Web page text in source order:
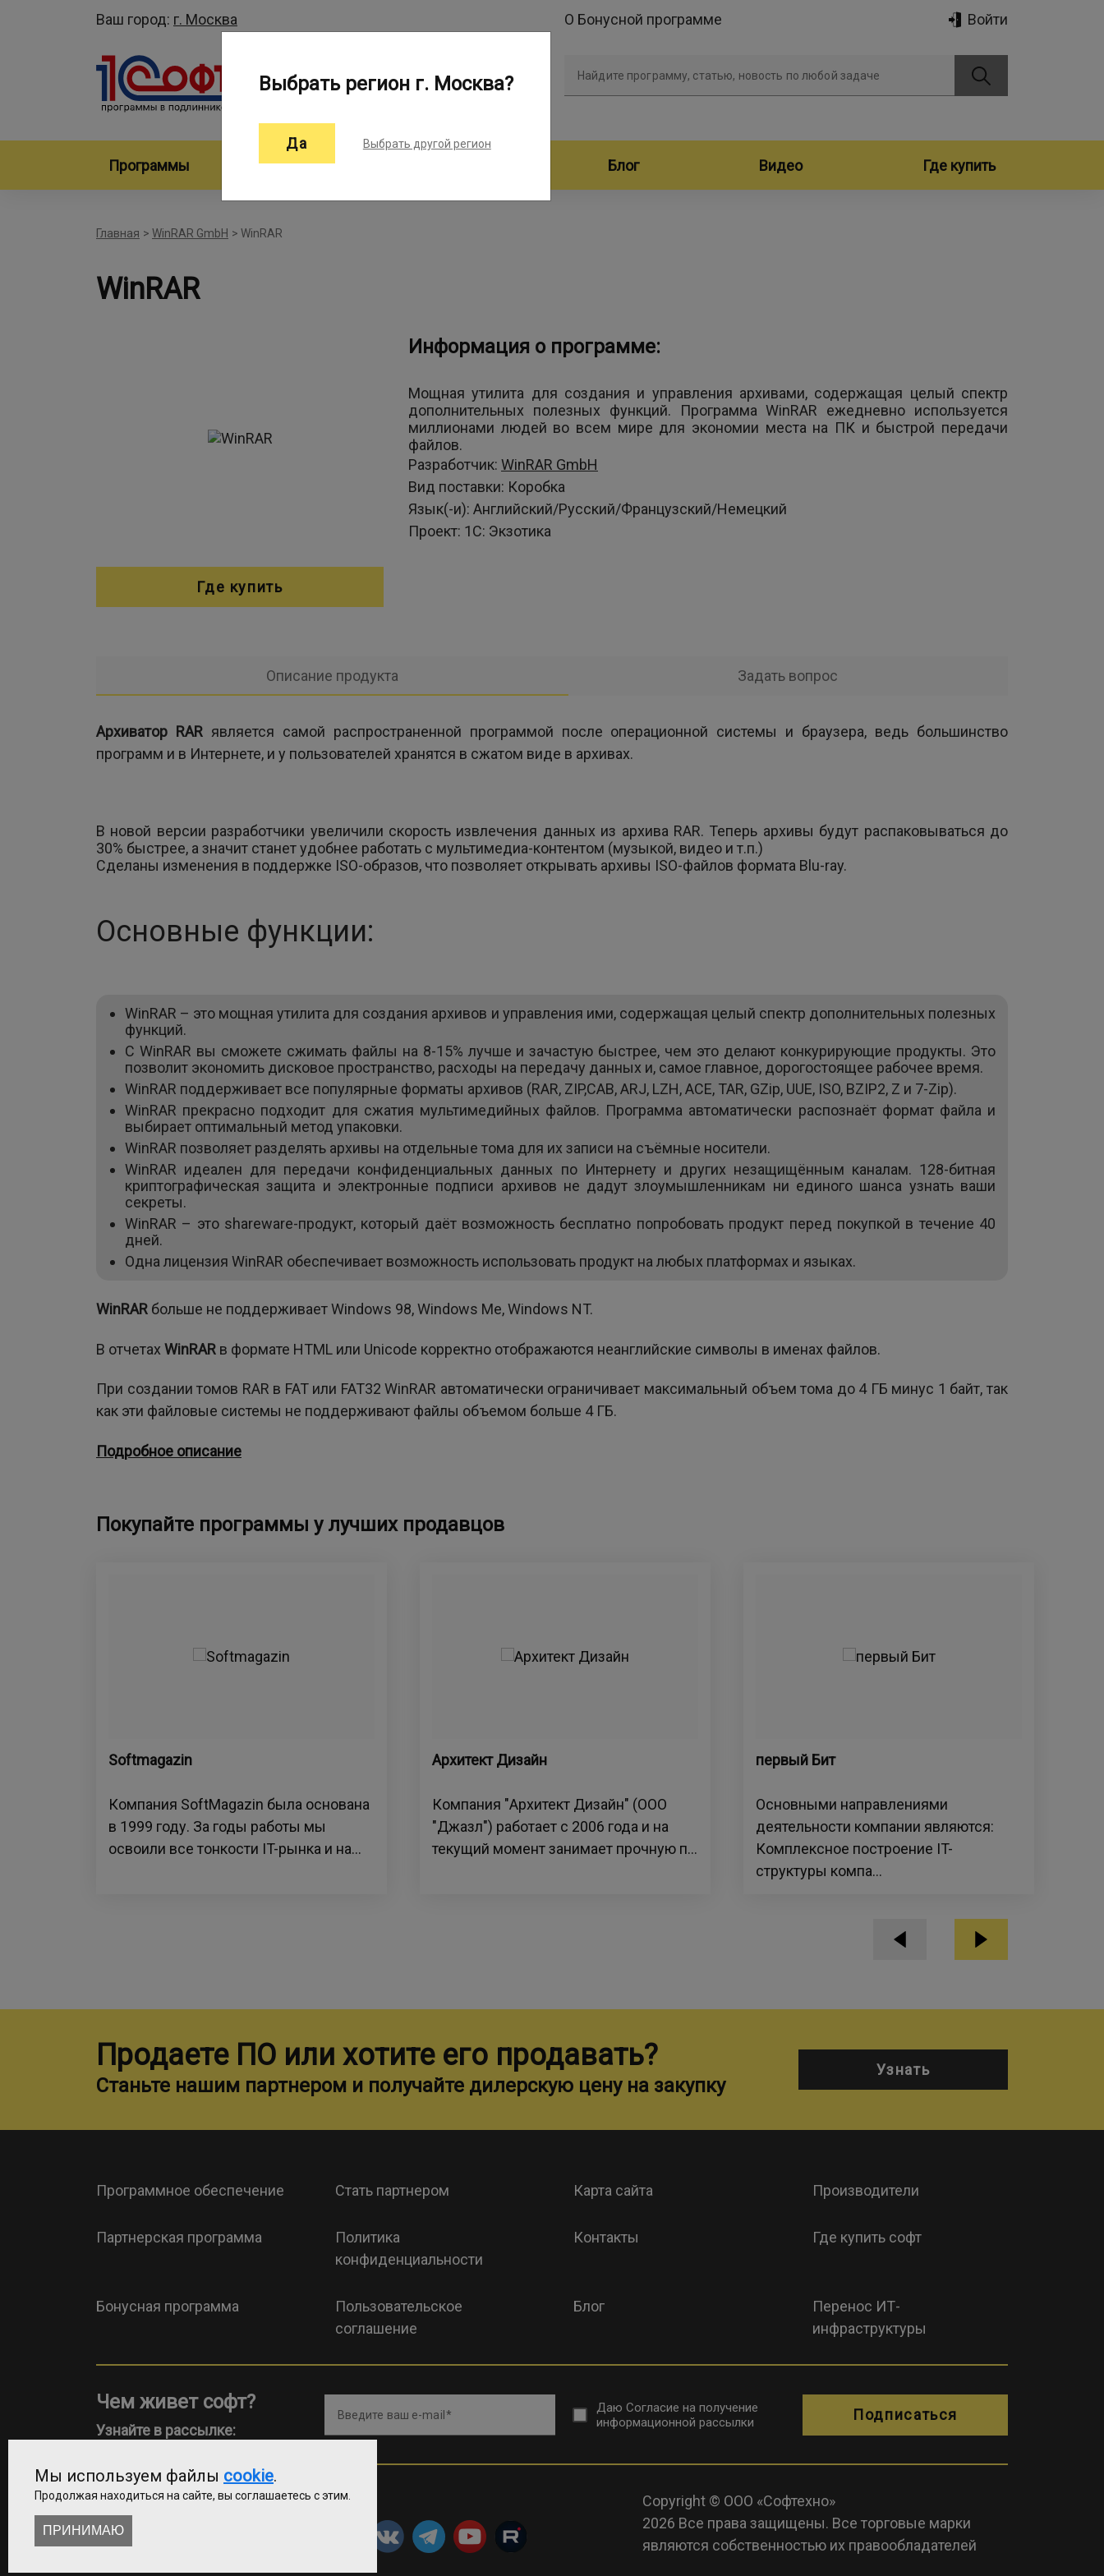
Ваш город: г. Москва Войти
О Бонусной программе
Найдите программу, статью, новость по любой задаче
Программы Производители программ Блог Видео Где купить
Главная > WinRAR GmbH > WinRAR
WinRAR
Информация о программе:
Мощная утилита для создания и управления архивами, содержащая целый спектр
дополнительных полезных функций. Программа WinRAR ежедневно используется
миллионами людей во всем мире для экономии места на ПК и быстрой передачи
файлов.
Разработчик: WinRAR GmbH
Вид поставки: Коробка
Язык(-и): Английский/Русский/Французский/Немецкий
Проект: 1С: Экзотика
Где купить
Описание продукта Задать вопрос
Архиватор RARявляется самой распространенной программой после операционной системы и браузера, ведь большинство
программ и в Интернете, и у пользователей хранятся в сжатом виде в архивах.
В новой версии разработчики увеличили скорость извлечения данных из архива RAR. Теперь архивы будут распаковываться до
30% быстрее, а значит станет удобнее работать с мультимедиа-контентом (музыкой, видео и т.п.)
Сделаны изменения в поддержке ISO-образов, что позволяет открывать архивы ISO-файлов формата Blu-ray.
Основные функции:
WinRAR – это мощная утилита для создания архивов и управления ими, содержащая целый спектр дополнительных полезных
функций.
С WinRAR вы сможете сжимать файлы на 8-15% лучше и зачастую быстрее, чем это делают конкурирующие продукты. Это
позволит экономить дисковое пространство, расходы на передачу данных и, самое главное, дорогостоящее рабочее время.
WinRAR поддерживает все популярные форматы архивов (RAR, ZIP,CAB, ARJ, LZH, ACE, TAR, GZip, UUE, ISO, BZIP2, Z и 7-Zip).
WinRAR прекрасно подходит для сжатия мультимедийных файлов. Программа автоматически распознаёт формат файла и
выбирает оптимальный метод упаковки.
WinRAR позволяет разделять архивы на отдельные тома для их записи на съёмные носители.
WinRAR идеален для передачи конфиденциальных данных по Интернету и других незащищённым каналам. 128-битная
криптографическая защита и электронные подписи архивов не дадут злоумышленникам ни единого шанса узнать ваши
секреты.
WinRAR – это shareware-продукт, который даёт возможность бесплатно попробовать продукт перед покупкой в течение 40
дней.
Одна лицензия WinRAR обеспечивает возможность использовать продукт на любых платформах и языках.
WinRAR больше не поддерживает Windows 98, Windows Me, Windows NT.
В отчетах WinRAR в формате HTML или Unicode корректно отображаются неанглийские символы в именах файлов.
При создании томов RAR в FAT или FAT32 WinRAR автоматически ограничивает максимальный объем тома до 4 ГБ минус 1 байт, так
как эти файловые системы не поддерживают файлы объемом больше 4 ГБ.
Подробное описание
Покупайте программы у лучших продавцов
Softmagazin
Компания SoftMagazin была основана
в 1999 году. За годы работы мы
освоили все тонкости IT-рынка и на...
Архитект Дизайн
Компания "Архитект Дизайн" (ООО
"Джазл") работает с 2006 года и на
текущий момент занимает прочную п...
первый Бит
Основными направлениями
деятельности компании являются:
Комплексное построение IT-
структуры компа...
Продаете ПО или хотите его продавать?
Станьте нашим партнером и получайте дилерскую цену на закупку
Узнать
Программное обеспечение Стать партнером Карта сайта Производители
Партнерская программа
Политика
конфиденциальности
Контакты Где купить софт
Бонусная программа
Пользовательское
соглашение
Блог
Перенос ИТ-
инфраструктуры
Чем живет софт?
Узнайте в рассылке:
Введите ваш e-mail Даю Согласие на получение
информационной рассылки
Подписаться
Copyright © ООО «Софтехно»
2026 Все права защищены. Все торговые марки
являются собственностью их правообладателей
Выбрать регион г. Москва?
Да Выбрать другой регион
Мы используем файлы cookie.
Продолжая находиться на сайте, вы соглашаетесь с этим.
ПРИНИМАЮ